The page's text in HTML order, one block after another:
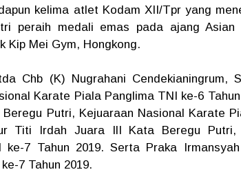
kelima atlet Kodam XII/Tpr yang
peraih medali emas pada ajang Asian
Kip Mei Gym, Hongkong.
Chb (K) Nugrahani
Karate Piala Panglima TNI ke-6
Putri, Kejuaraan Nasional Karate
Titi Irdah Juara IlI Kata Beregu Putri,
ke-7 Tahun 2019. Serta Praka
7 Tahun 2019.